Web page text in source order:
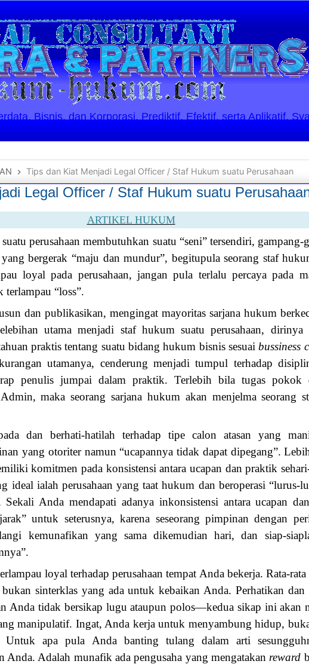
Bisnis, dan Korporasi. Prediktif, Efektif, serta Aplikatif.
Tips dan Kiat Menjadi Legal Officer / Staf Hukum suatu Perusahaan
Legal Officer / Staf Hukum suatu
ARTIKEL HUKUM
perusahaan membutuhkan suatu “seni” tersendiri, gampang-
yang bergerak “maju dan mundur”, begitupula seorang staf
loyal pada perusahaan, jangan pula terlalu percaya pada
“loss”.
dan publikasikan, mengingat mayoritas sarjana hukum
utama menjadi staf hukum suatu perusahaan, dirinya
praktis tentang suatu bidang hukum bisnis sesuaibussiness
utamanya, cenderung menjadi tumpul terhadap
penulis jumpai dalam praktik. Terlebih bila tugas pokok
maka seorang sarjana hukum akan menjelma seorang
dan berhati-hatilah terhadap tipe calon atasan yang
yang otoriter namun “ucapannya tidak dapat dipegang”.
komitmen pada konsistensi antara ucapan dan praktik
ideal ialah perusahaan yang taat hukum dan beroperasi “lurus-
Anda mendapati adanya inkonsistensi antara ucapan
untuk seterusnya, karena seseorang pimpinan dengan
kemunafikan yang sama dikemudian hari, dan siap-
loyal terhadap perusahaan tempat Anda bekerja. Rata-
bukan sinterklas yang ada untuk kebaikan Anda. Perhatikan dan
Anda tidak bersikap lugu ataupun polos—kedua sikap ini akan
manipulatif. Ingat, Anda kerja untuk menyambung hidup,
Untuk apa pula Anda banting tulang dalam arti
Anda. Adalah munafik ada pengusaha yang mengatakan reward